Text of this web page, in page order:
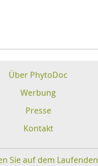
Über PhytoDoc
Werbung
Presse
Kontakt
Sie auf dem Laufenden